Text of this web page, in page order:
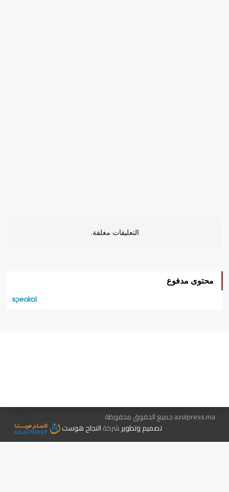
التعليقات مغلقة.
محتوى مدفوع
azulpress.ma جميع الحقوق محفوظة
تصميم وتطويرشركةالنجاح هوست